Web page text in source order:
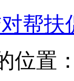
帮扶
位置：